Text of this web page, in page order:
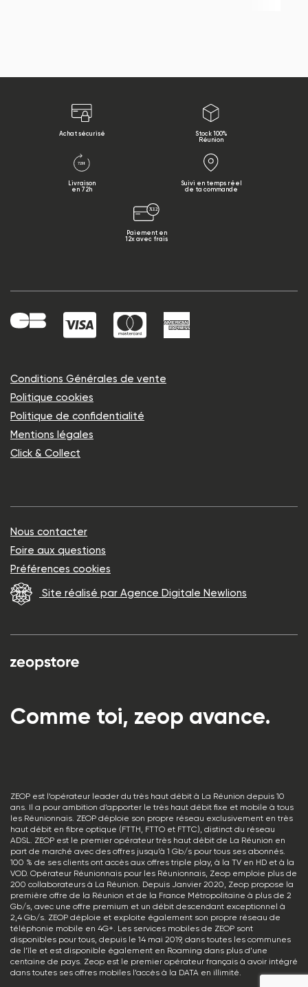
Achat sécurisé
Stock 100%
Réunion
Livraison
en 72h
Suivi en temps réel
de ta commande
Paiement en
12x avec frais
Comme toi, zeop avance.
ZEOP est l’opérateur leader du très haut débit à La Réunion depuis 10
ans. Il a pour ambition d’apporter le très haut débit fixe et mobile à tous
les Réunionnais. ZEOP déploie son propre réseau exclusivement en très
haut débit en fibre optique (FTTH, FTTO et FTTC), distinct du réseau
ADSL. ZEOP est le premier opérateur très haut débit de La Réunion en
part de marché avec des offres jusqu’à 1 Gb/s pour tous ses abonnés.
100 % de ses clients ont accès aux offres triple play, à la TV en HD et à la
VOD. Opérateur Réunionnais pour les Réunionnais, Zeop emploie plus de
200 collaborateurs à La Réunion. Depuis Janvier 2020, Zeop propose la
première offre de la Réunion et de la France Métropolitaine à plus de 2
Gb/s, avec une offre premium et un débit descendant exceptionnel à
2,4 Gb/s. ZEOP déploie et exploite également son propre réseau de
téléphonie mobile en 4G+. Les services mobiles de ZEOP sont
disponibles pour tous, depuis le 14 mai 2019, dans toutes les communes
de l’île et est disponible également en Roaming dans plus d’une
centaine de pays. Zeop est le premier opérateur français à avoir intégré
dans toutes ses offres mobiles l’accès à la DATA en illimité.
Conditions Générales de vente
Politique cookies
Politique de confidentialité
Mentions légales
Click & Collect
Nous contacter
Foire aux questions
Préférences cookies
Site réalisé par Agence Digitale Newlions